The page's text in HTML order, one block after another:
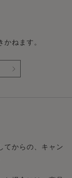
ねます。
てからの、キャン